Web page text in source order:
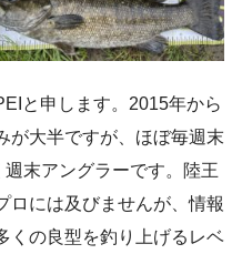
と申します。2015年から
が大半ですが、ほぼ毎週末
末アングラーです。陸王
ロには及びませんが、情報
くの良型を釣り上げるレベ